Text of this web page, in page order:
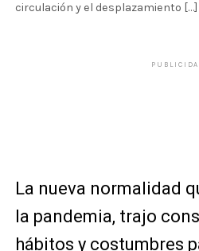
circulación y el desplazamiento […]
La nueva normalidad
la pandemia, trajo
hábitos y costumbres